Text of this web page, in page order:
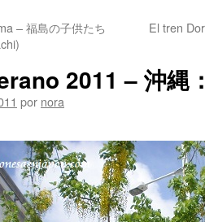
– 福島の子供たち
El tren
2011 – 沖縄
por nora